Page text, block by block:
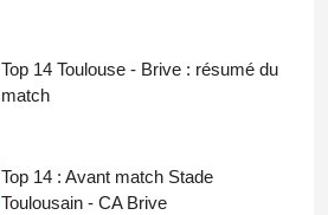
Top 14 Toulouse - Brive : résumé du
match
Top 14 : Avant match Stade
Toulousain - CA Brive